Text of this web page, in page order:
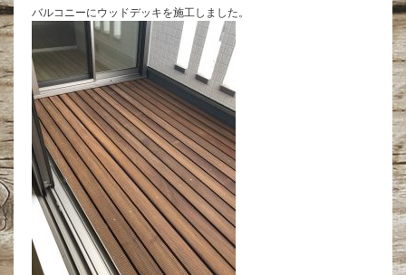
バルコニーにウッドデッキを施工しました。